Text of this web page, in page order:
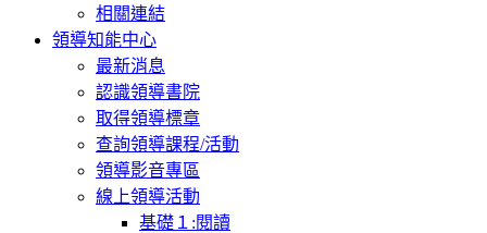
相關連結
領導知能中心
最新消息
認識領導書院
取得領導標章
查詢領導課程/活動
領導影音專區
線上領導活動
基礎１:閱讀